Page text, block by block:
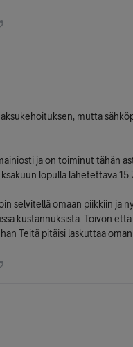
mutta
ja on toiminut tähän
lopulla lähetettävä
selvitellä omaan piikkiin ja
kustannuksista. Toivon
Teitä pitäisi laskuttaa